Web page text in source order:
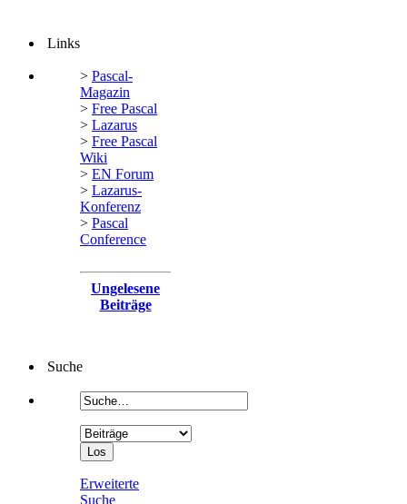
Links
> Pascal-
Magazin
> Free Pascal
> Lazarus
> Free Pascal
Wiki
> EN Forum
> Lazarus-
Konferenz
> Pascal
Conference
Ungelesene
Beiträge
Suche
Erweiterte
Suche